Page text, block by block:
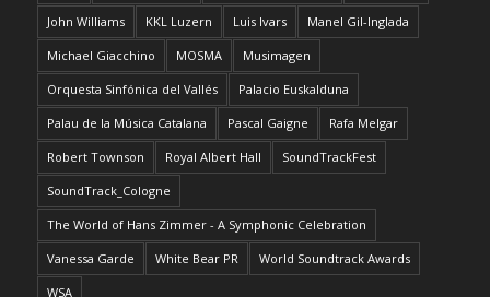
John Williams KKL Luzern Luis Ivars Manel Gil-Inglada
Michael Giacchino MOSMA Musimagen
Orquesta Sinfónica del Vallés Palacio Euskalduna
Palau de la Música Catalana Pascal Gaigne Rafa Melgar
Robert Townson Royal Albert Hall SoundTrackFest
SoundTrack_Cologne
The World of Hans Zimmer - A Symphonic Celebration
Vanessa Garde White Bear PR World Soundtrack Awards
WSA